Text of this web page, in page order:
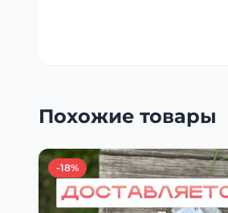
Похожие товары
-18%